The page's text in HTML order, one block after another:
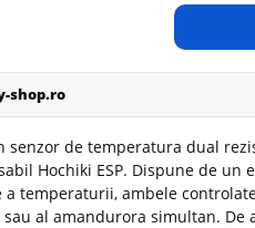
shop.ro
senzor de temperatura dual
Hochiki ESP. Dispune de
temperaturii, ambele
al amandurora simultan. De